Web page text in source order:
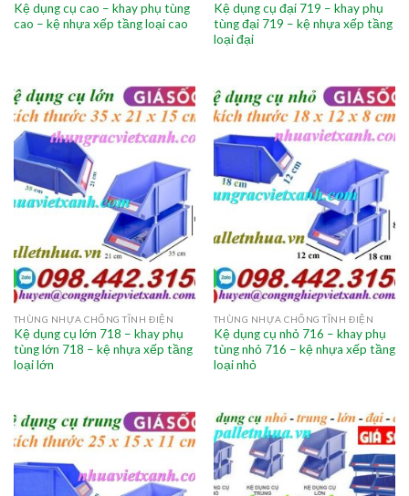
Kệ dụng cụ cao – khay phụ tùng
cao – kệ nhựa xếp tầng loại cao
Kệ dụng cụ đại 719 – khay phụ
tùng đại 719 – kệ nhựa xếp tầng
loại đại
THÙNG NHỰA CHỐNG TĨNH ĐIỆN
Kệ dụng cụ lớn 718 – khay phụ
tùng lớn 718 – kệ nhựa xếp tầng
loại lớn
THÙNG NHỰA CHỐNG TĨNH ĐIỆN
Kệ dụng cụ nhỏ 716 – khay phụ
tùng nhỏ 716 – kệ nhựa xếp tầng
loại nhỏ